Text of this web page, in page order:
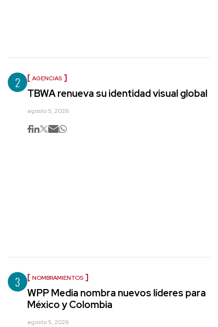
2 AGENCIAS
TBWA renueva su identidad visual global
agosto 5, 2026
3 NOMBRAMIENTOS
WPP Media nombra nuevos líderes para
México y Colombia
agosto 5, 2026